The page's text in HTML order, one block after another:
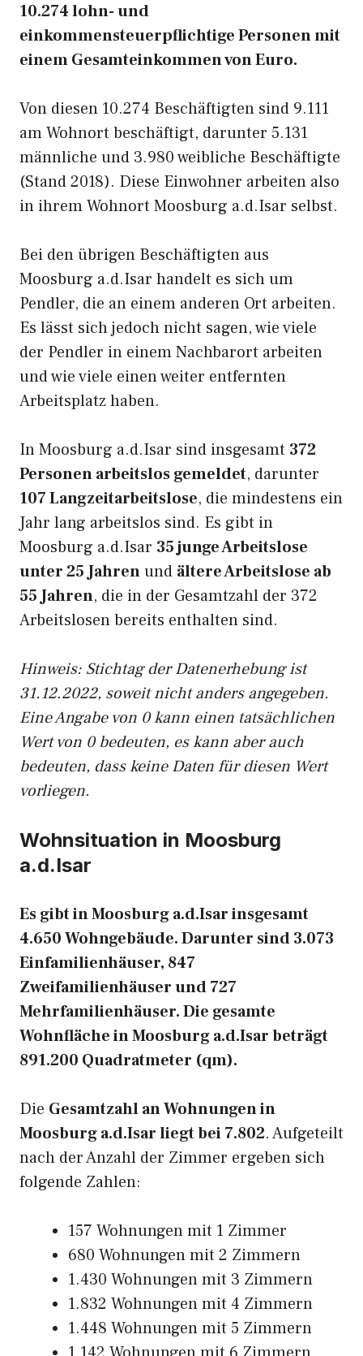
10.274 lohn- und
einkommensteuerpflichtige Personen mit
einem Gesamteinkommen von Euro.
Von diesen 10.274 Beschäftigten sind 9.111
am Wohnort beschäftigt, darunter 5.131
männliche und 3.980 weibliche Beschäftigte
(Stand 2018). Diese Einwohner arbeiten also
in ihrem Wohnort Moosburg a.d.Isar selbst.
Bei den übrigen Beschäftigten aus
Moosburg a.d.Isar handelt es sich um
Pendler, die an einem anderen Ort arbeiten.
Es lässt sich jedoch nicht sagen, wie viele
der Pendler in einem Nachbarort arbeiten
und wie viele einen weiter entfernten
Arbeitsplatz haben.
In Moosburg a.d.Isar sind insgesamt 372
Personen arbeitslos gemeldet, darunter
107 Langzeitarbeitslose, die mindestens ein
Jahr lang arbeitslos sind. Es gibt in
Moosburg a.d.Isar 35 junge Arbeitslose
unter 25 Jahrenund ältere Arbeitslose ab
55 Jahren, die in der Gesamtzahl der 372
Arbeitslosen bereits enthalten sind.
Hinweis: Stichtag der Datenerhebung ist
31.12.2022, soweit nicht anders angegeben.
Eine Angabe von 0 kann einen tatsächlichen
Wert von 0 bedeuten, es kann aber auch
bedeuten, dass keine Daten für diesen Wert
vorliegen.
Wohnsituation in Moosburg
a.d.Isar
Es gibt in Moosburg a.d.Isar insgesamt
4.650 Wohngebäude. Darunter sind 3.073
Einfamilienhäuser, 847
Zweifamilienhäuser und 727
Mehrfamilienhäuser. Die gesamte
Wohnfläche in Moosburg a.d.Isar beträgt
891.200 Quadratmeter (qm).
Die Gesamtzahl an Wohnungen in
Moosburg a.d.Isar liegt bei 7.802. Aufgeteilt
nach der Anzahl der Zimmer ergeben sich
folgende Zahlen:
157 Wohnungen mit 1 Zimmer
680 Wohnungen mit 2 Zimmern
1.430 Wohnungen mit 3 Zimmern
1.832 Wohnungen mit 4 Zimmern
1.448 Wohnungen mit 5 Zimmern